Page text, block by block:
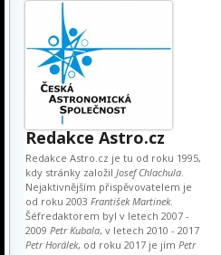
Redakce Astro.cz
Redakce Astro.cz je tu od roku 1995,
kdy stránky založil Josef Chlachula.
Nejaktivnějším přispěvovatelem je
od roku 2003 František Martinek.
Šéfredaktorem byl v letech 2007 -
2009 Petr Kubala, v letech 2010 - 2017
Petr Horálek, od roku 2017 je jím Petr